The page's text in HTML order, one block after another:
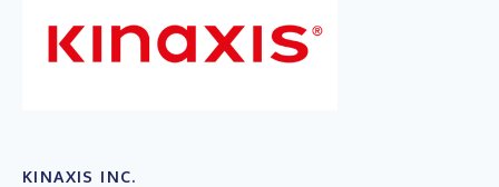
KINAXIS INC.